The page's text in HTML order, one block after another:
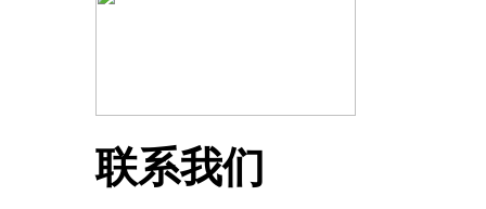
联系我们